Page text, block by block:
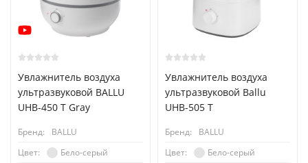
Увлажнитель воздуха
ультразвуковой BALLU
UHB-450 T Gray
Бренд:
BALLU
Цвет:
Бело-серый
Увлажнитель воздуха
ультразвуковой Ballu
UHB-505 T
Бренд:
BALLU
Цвет:
Бело-серый